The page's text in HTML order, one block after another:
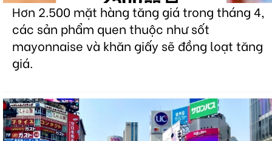
Hơn 2.500 mặt hàng tăng giá trong tháng 4,
các sản phẩm quen thuộc như sốt
mayonnaise và khăn giấy sẽ đồng loạt tăng
giá.